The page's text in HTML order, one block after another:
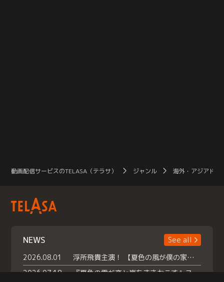
動画配信サービスのTELASA（テラサ） ジャンル 海外・アジアドラ
NEWS
See all
2026.08.01
浮所飛貴主演！ 【夏色の風が僕の家にやってきた】 本日よりテラサで独占配信スタート！
2026.07.18
『夏色の雲が恋と嵐をまきおこす』スペシャルメイキング 【Part1】2026年７月18日（土）23時30分～配信スタート！話題のシーンの裏側を大公開！豪華キャスト大集合！ 『武宮家 真夏の家族会議』開催！